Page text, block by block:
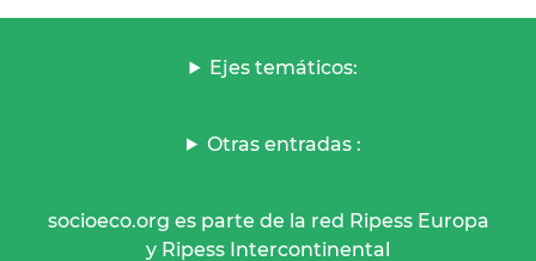
Ejes temáticos:
Otras entradas :
socioeco.org es parte de la red Ripess Europa
y Ripess Intercontinental